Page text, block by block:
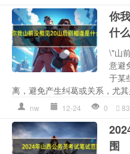
你
什
\"山
意避
于某
离，避免产生纠葛或关系，尤
nw 12-24 0
围